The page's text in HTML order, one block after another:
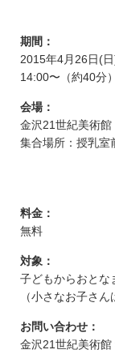
期間：
2015年4月26日(
14:00〜（約40分）
会場：
金沢21世紀美術館
集合場所：授乳室
料金：
無料
対象：
子どもからおとな
（小さなお子さ
お問い合わせ：
金沢21世紀美術館